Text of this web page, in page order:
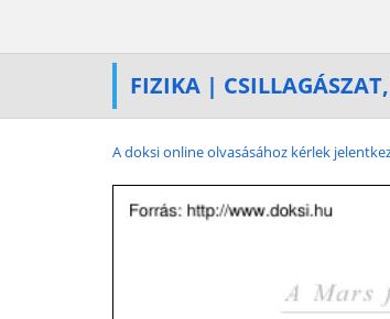
FIZIKA |
A doksi online olvasásához kérlek